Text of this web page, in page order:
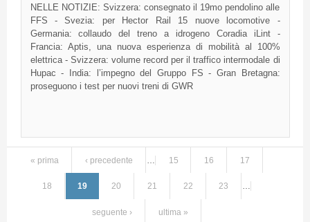
NELLE NOTIZIE: Svizzera: consegnato il 19mo pendolino alle
FFS - Svezia: per Hector Rail 15 nuove locomotive -
Germania: collaudo del treno a idrogeno Coradia iLint -
Francia: Aptis, una nuova esperienza di mobilità al 100%
elettrica - Svizzera: volume record per il traffico intermodale di
Hupac - India: l’impegno del Gruppo FS - Gran Bretagna:
proseguono i test per nuovi treni di GWR
Pagine
« prima ‹ precedente 15 16 17
18 19 20 21 22 23 …
seguente › ultima »